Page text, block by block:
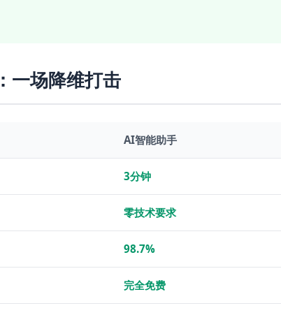
一场降维打击
AI智能助手
3分钟
零技术要求
98.7%
完全免费